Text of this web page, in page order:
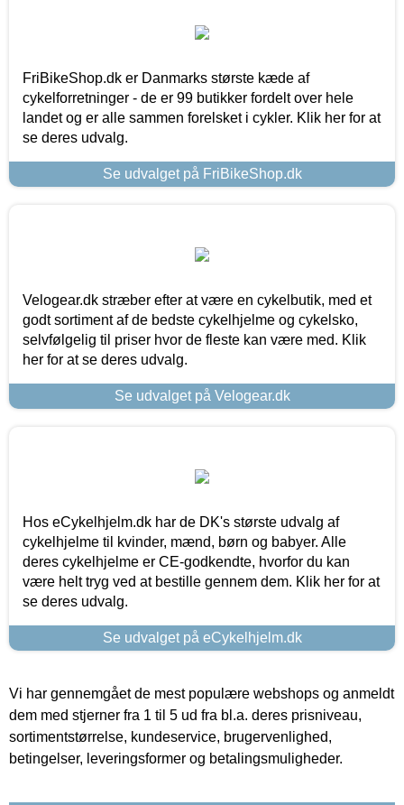
FriBikeShop.dk er Danmarks største kæde af
cykelforretninger - de er 99 butikker fordelt over hele
landet og er alle sammen forelsket i cykler. Klik her for at
se deres udvalg.
Se udvalget på FriBikeShop.dk
Velogear.dk stræber efter at være en cykelbutik, med et
godt sortiment af de bedste cykelhjelme og cykelsko,
selvfølgelig til priser hvor de fleste kan være med. Klik
her for at se deres udvalg.
Se udvalget på Velogear.dk
Hos eCykelhjelm.dk har de DK's største udvalg af
cykelhjelme til kvinder, mænd, børn og babyer. Alle
deres cykelhjelme er CE-godkendte, hvorfor du kan
være helt tryg ved at bestille gennem dem. Klik her for at
se deres udvalg.
Se udvalget på eCykelhjelm.dk
Vi har gennemgået de mest populære webshops og anmeldt
dem med stjerner fra 1 til 5 ud fra bl.a. deres prisniveau,
sortimentstørrelse, kundeservice, brugervenlighed,
betingelser, leveringsformer og betalingsmuligheder.